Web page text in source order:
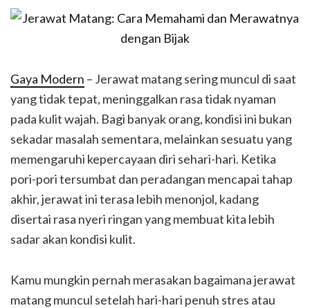
Gaya Modern – Jerawat matang sering muncul di saat
yang tidak tepat, meninggalkan rasa tidak nyaman
pada kulit wajah. Bagi banyak orang, kondisi ini bukan
sekadar masalah sementara, melainkan sesuatu yang
memengaruhi kepercayaan diri sehari-hari. Ketika
pori-pori tersumbat dan peradangan mencapai tahap
akhir, jerawat ini terasa lebih menonjol, kadang
disertai rasa nyeri ringan yang membuat kita lebih
sadar akan kondisi kulit.
Kamu mungkin pernah merasakan bagaimana jerawat
matang muncul setelah hari-hari penuh stres atau